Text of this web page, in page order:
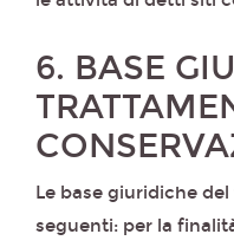
6. BASE
Le base giuridiche
seguenti: per la